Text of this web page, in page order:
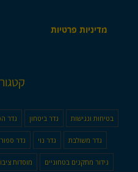
מדיניות פרטיות
בטיחות ונגישות גדר ביטחון גדר
גדר משולבת גדר נוי גדר
גידור מתקנים בטחוניים מוסדות